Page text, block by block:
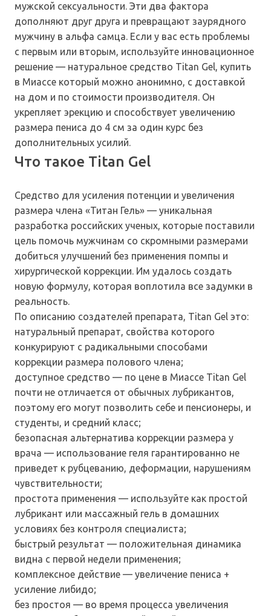
мужской сексуальности. Эти два фактора
дополняют друг друга и превращают заурядного
мужчину в альфа самца. Если у вас есть проблемы
с первым или вторым, используйте инновационное
решение — натуральное средство Titan Gel, купить
в Миассе который можно анонимно, с доставкой
на дом и по стоимости производителя. Он
укрепляет эрекцию и способствует увеличению
размера пениса до 4 см за один курс без
дополнительных усилий.
Что такое Titan Gel
Средство для усиления потенции и увеличения
размера члена «Титан Гель» — уникальная
разработка российских ученых, которые поставили
цель помочь мужчинам со скромными размерами
добиться улучшений без применения помпы и
хирургической коррекции. Им удалось создать
новую формулу, которая воплотила все задумки в
реальность.
По описанию создателей препарата, Titan Gel это:
натуральный препарат, свойства которого
конкурируют с радикальными способами
коррекции размера полового члена;
доступное средство — по цене в Миассе Titan Gel
почти не отличается от обычных лубрикантов,
поэтому его могут позволить себе и пенсионеры, и
студенты, и средний класс;
безопасная альтернатива коррекции размера у
врача — использование геля гарантированно не
приведет к рубцеванию, деформации, нарушениям
чувствительности;
простота применения — используйте как простой
лубрикант или массажный гель в домашних
условиях без контроля специалиста;
быстрый результат — положительная динамика
видна с первой недели применения;
комплексное действие — увеличение пениса +
усиление либидо;
без простоя — во время процесса увеличения